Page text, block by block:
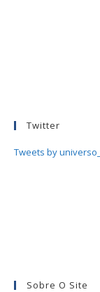
Twitter
Tweets by
Sobre O Site